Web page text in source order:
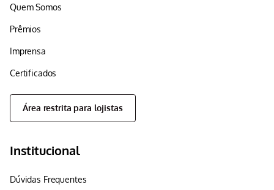
Quem Somos
Prêmios
Imprensa
Certificados
Área restrita para lojistas
Institucional
Dúvidas Frequentes